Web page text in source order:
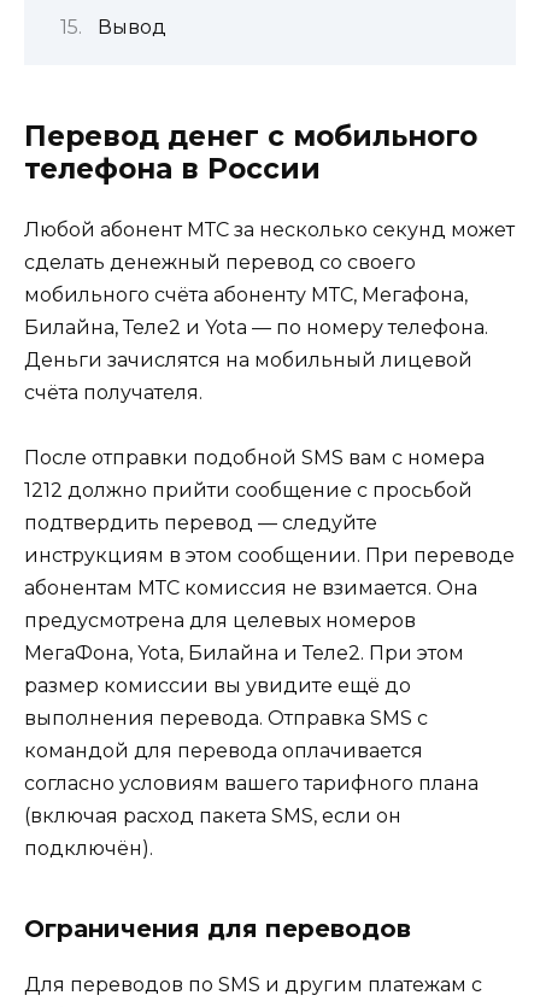
Вывод
Перевод денег с мобильного
телефона в России
Любой абонент МТС за несколько секунд может
сделать денежный перевод со своего
мобильного счёта абоненту МТС, Мегафона,
Билайна, Теле2 и Yota — по номеру телефона.
Деньги зачислятся на мобильный лицевой
счёта получателя.
После отправки подобной SMS вам с номера
1212 должно прийти сообщение с просьбой
подтвердить перевод — следуйте
инструкциям в этом сообщении. При переводе
абонентам МТС комиссия не взимается. Она
предусмотрена для целевых номеров
МегаФона, Yota, Билайна и Теле2. При этом
размер комиссии вы увидите ещё до
выполнения перевода. Отправка SMS с
командой для перевода оплачивается
согласно условиям вашего тарифного плана
(включая расход пакета SMS, если он
подключён).
Ограничения для переводов
Для переводов по SMS и другим платежам с